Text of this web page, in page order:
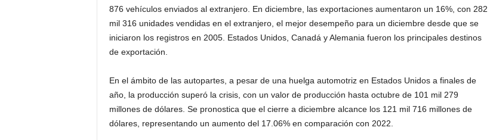
876 vehículos enviados al extranjero. En diciembre, las exportaciones aumentaron un 16%, con 282
mil 316 unidades vendidas en el extranjero, el mejor desempeño para un diciembre desde que se
iniciaron los registros en 2005. Estados Unidos, Canadá y Alemania fueron los principales destinos
de exportación.
En el ámbito de las autopartes, a pesar de una huelga automotriz en Estados Unidos a finales de
año, la producción superó la crisis, con un valor de producción hasta octubre de 101 mil 279
millones de dólares. Se pronostica que el cierre a diciembre alcance los 121 mil 716 millones de
dólares, representando un aumento del 17.06% en comparación con 2022.